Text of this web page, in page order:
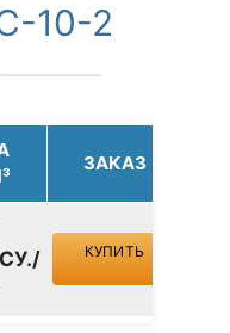
10-2
ЗАКАЗ
КУПИТЬ